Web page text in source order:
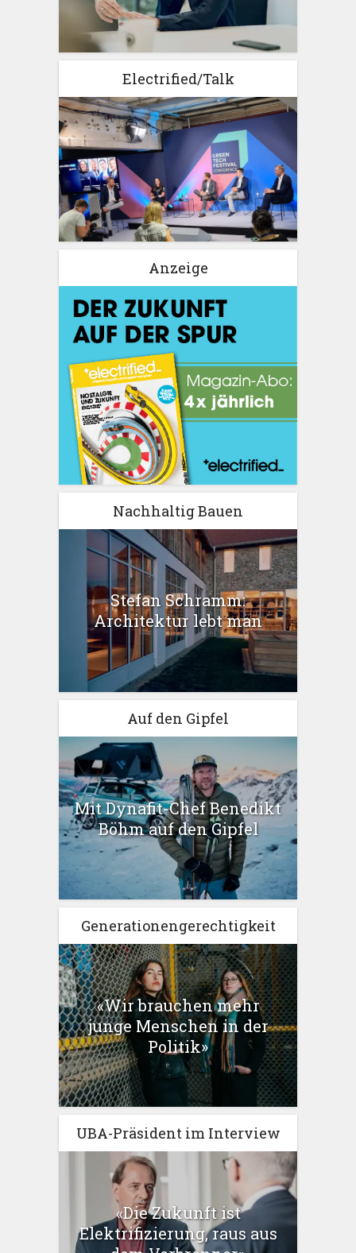
Electrified/Talk
Anzeige
Nachhaltig Bauen
Stefan Schramm:
Architektur lebt man
Auf den Gipfel
Mit Dynafit-Chef Benedikt
Böhm auf den Gipfel
Generationengerechtigkeit
«Wir brauchen mehr
junge Menschen in der
Politik»
UBA-Präsident im Interview
«Die Zukunft ist
Elektrifizierung, raus aus